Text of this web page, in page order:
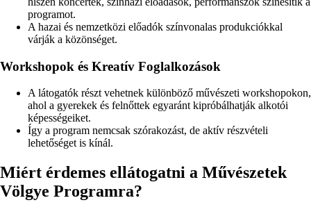
programot.
A hazai és nemzetközi előadók színvonalas produkciókkal
várják a közönséget.
Workshopok és Kreatív Foglalkozások
A látogatók részt vehetnek különböző művészeti workshopokon,
ahol a gyerekek és felnőttek egyaránt kipróbálhatják alkotói
képességeiket.
Így a program nemcsak szórakozást, de aktív részvételi
lehetőséget is kínál.
Miért érdemes ellátogatni a Művészetek
Völgye Programra?